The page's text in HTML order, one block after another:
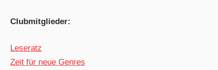
Clubmitglieder:
Leseratz
Zeit für neue Genres